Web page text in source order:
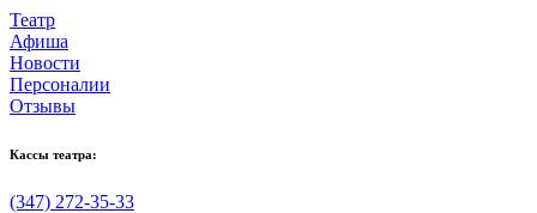
Театр
Афиша
Новости
Персоналии
Отзывы
Кассы театра:
(347) 272-35-33